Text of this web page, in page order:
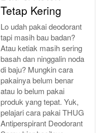
Tetap Kering
Lo udah pakai deodorant
tapi masih bau badan?
Atau ketiak masih sering
basah dan ninggalin noda
di baju? Mungkin cara
pakainya belum benar
atau lo belum pakai
produk yang tepat. Yuk,
pelajari cara pakai THUG
Antiperspirant Deodorant